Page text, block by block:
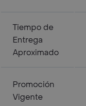
Tiempo de
Entrega
Aproximado
Promoción
Vigente